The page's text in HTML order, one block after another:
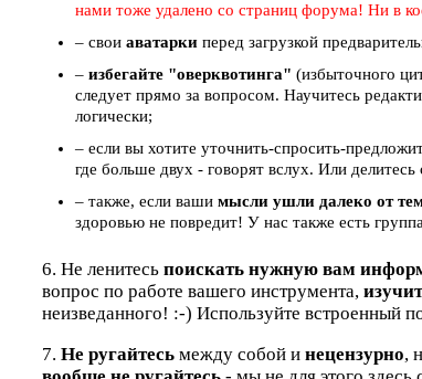
нами тоже удалено со страниц форума! Ни в
– свои аватарки перед загрузкой
– избегайте "оверквотинга" (избыточного
следует прямо за вопросом. Научитесь
логически;
– если вы хотите уточнить-спросить-
где больше двух - говорят вслух. Или
– также, если ваши мысли ушли далеко от
здоровью не повредит! У нас также есть
6. Не ленитесь поискать нужную вам
вопрос по работе вашего инструмента,
неизведанного! :-) Используйте встроенный
7. Не ругайтесь между собой и нецензурно,